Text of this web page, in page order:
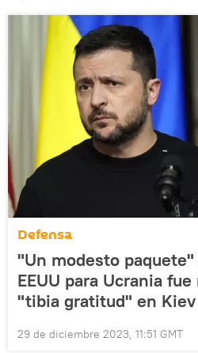
Defensa
"Un modesto paquete"
EEUU para Ucrania
"tibia gratitud" en Kiev
29 de diciembre 2023, 11:51 GMT